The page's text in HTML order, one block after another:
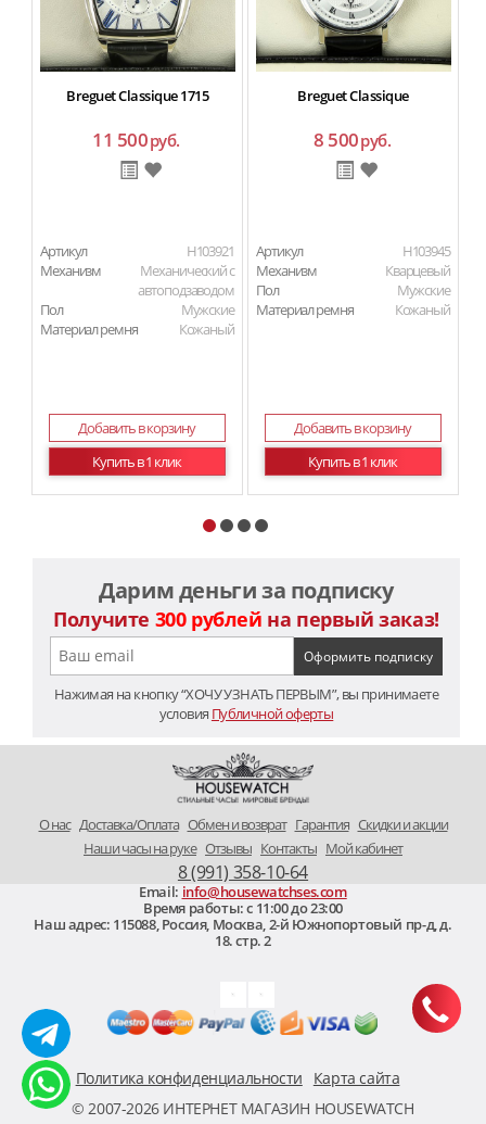
Breguet Classique 1715
11 500руб.
Артикул
H103921
Механизм
Механический с
автоподзаводом
Пол
Мужские
Материал ремня
Кожаный
Добавить в корзину
Купить в 1 клик
Breguet Classique
8 500руб.
Артикул
H103945
Механизм
Кварцевый
Пол
Мужские
Материал ремня
Кожаный
Добавить в корзину
Купить в 1 клик
Дарим деньги за подписку
Получите 300 рублей на первый заказ!
Нажимая на кнопку “ХОЧУ УЗНАТЬ ПЕРВЫМ”, вы принимаете
условия Публичной оферты
O нас Доставка/Оплата Обмен и возврат Гарантия Скидки и акции
Наши часы на руке Отзывы Контакты Мой кабинет
8 (991) 358-10-64
Политика конфиденциальности Карта сайта
Email: info@housewatchses.com
Время работы: c 11:00 до 23:00
Наш адрес: 115088, Россия, Москва 2-й Южнопортовый пр-д, д.
18. стр. 2
© 2007-2026 ИНТЕРНЕТ МАГАЗИН HOUSEWATCH